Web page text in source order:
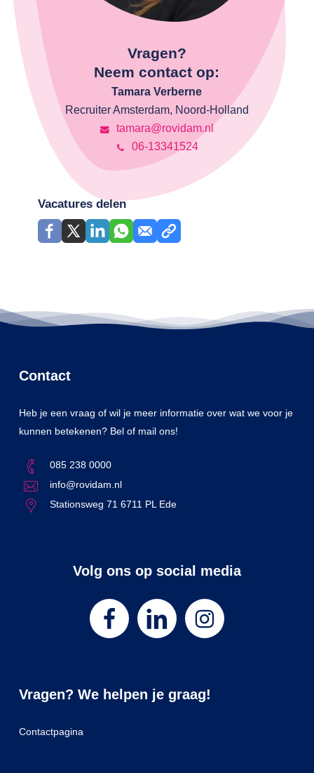
Vragen?
Neem contact op:
Tamara Verberne
Recruiter Amsterdam, Noord-Holland
tamara@rovidam.nl
06-13341524
Vacatures delen
Contact
Heb je een vraag of wil je meer informatie over wat we voor je
kunnen betekenen? Bel of mail ons!
085 238 0000
info@rovidam.nl
Stationsweg 71 6711 PL Ede
Volg ons op social media
Vragen? We helpen je graag!
Contactpagina